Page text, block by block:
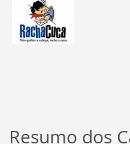
Resumo dos